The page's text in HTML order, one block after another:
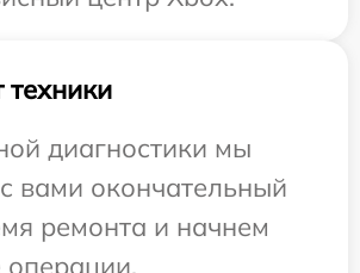
техники
диагностики мы
вами окончательный
ремонта и начнем